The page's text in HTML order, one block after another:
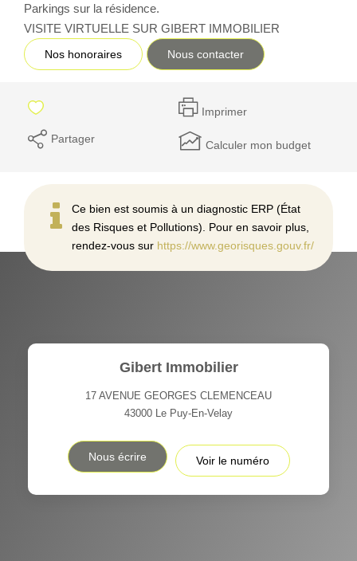
Parkings sur la résidence.
VISITE VIRTUELLE SUR GIBERT IMMOBILIER
Nos honoraires Nous contacter
Imprimer
Partager Calculer mon budget
Ce bien est soumis à un diagnostic ERP (État
des Risques et Pollutions). Pour en savoir plus,
rendez-vous sur https://www.georisques.gouv.fr/
Gibert Immobilier
17 AVENUE GEORGES CLEMENCEAU
43000 Le Puy-En-Velay
Nous écrire Voir le numéro